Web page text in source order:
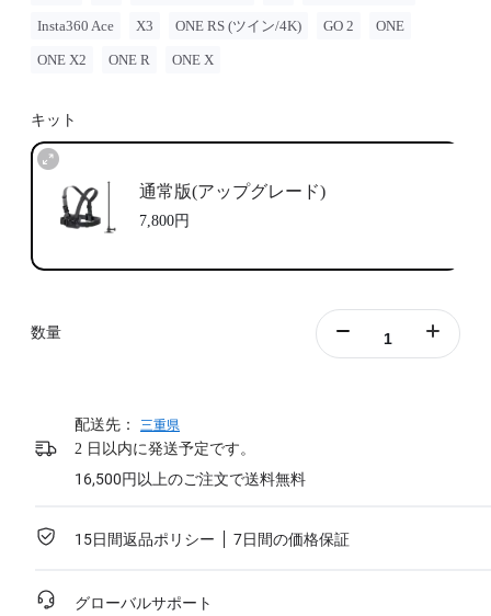
Insta360 Ace X3 ONE RS (ツイン/4K) GO 2 ONE
ONE X2 ONE R ONE X
キット
通常版(アップグレード)
7,800円
数量
配送先： 三重県
2 日以内に発送予定です。
16,500円以上のご注文で送料無料
15日間返品ポリシー 7日間の価格保証
グローバルサポート